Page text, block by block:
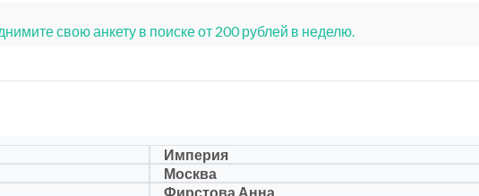
свою анкету в поиске от 200 рублей в неделю.
Империя
Москва
Фирстова Анна